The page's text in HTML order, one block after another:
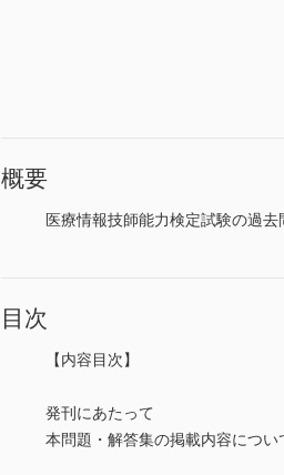
概要
医療情報技師能力検定試験の過
目次
【内容目次】
発刊にあたって
本問題・解答集の掲載内容につい